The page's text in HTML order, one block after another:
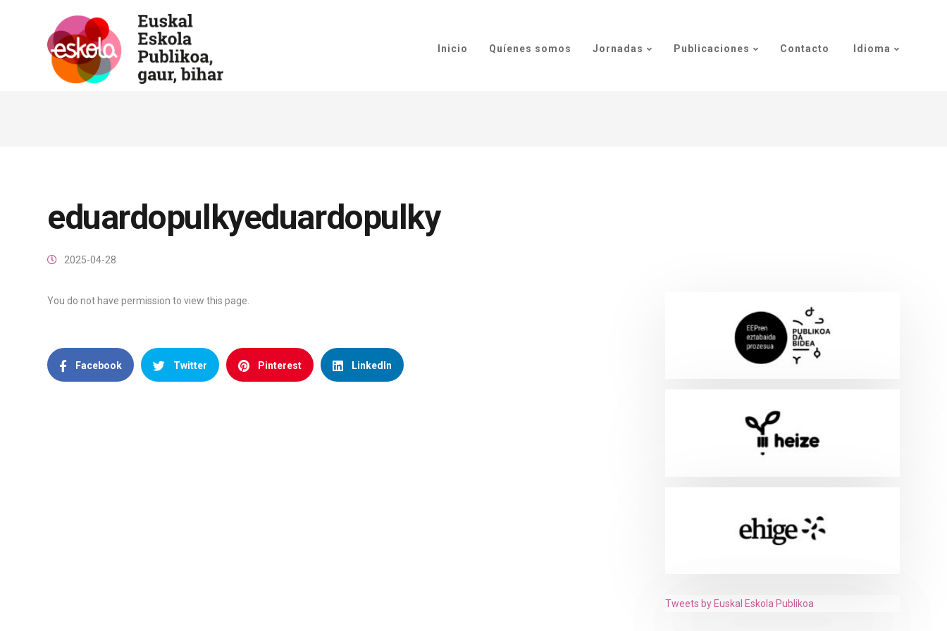
Inicio Quíenes somos Jornadas Publicaciones Contacto Idioma
eduardopulkyeduardopulky
2025-04-28
You do not have permission to view this page.
Facebook Twitter Pinterest LinkedIn
Tweets by Euskal Eskola Publikoa